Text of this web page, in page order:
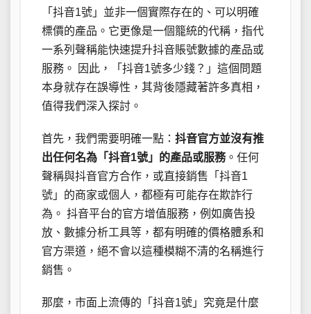
「抖音1號」並非一個實際存在的、可以明確
標價的產品。它更像是一個籠統的代稱，指代
一系列聲稱能快速提升抖音賬號數據的產品或
服務。 因此，「抖音1號多少錢？」這個問題
本身就存在誤導性，其背後隱藏著許多真相，
值得我們深入探討。
首先，我們需要明確一點： 抖音官方並沒有推
出任何名為「抖音1號」的產品或服務。任何
聲稱與抖音官方合作，或直接銷售「抖音1
號」的商家或個人，都極有可能存在欺詐行
為。 抖音平台的官方增值服務，例如廣告投
放、數據分析工具等，都有明確的價格體系和
官方渠道，絕不會以這種模糊不清的名稱進行
銷售。
那麼，市面上流傳的「抖音1號」究竟是什麼